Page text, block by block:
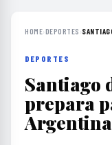
HOME›DEPORTES ›
DEPORTES
Santiago
prepara